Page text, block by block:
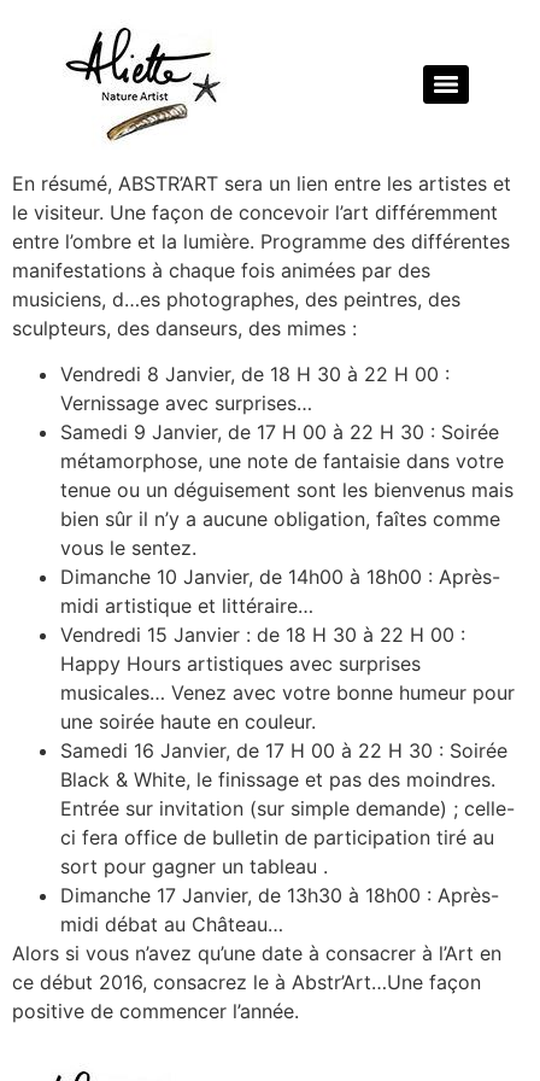
En résumé, ABSTR’ART sera un lien entre les artistes et
le visiteur. Une façon de concevoir l’art différemment
entre l’ombre et la lumière. Programme des différentes
manifestations à chaque fois animées par des
musiciens, d…es photographes, des peintres, des
sculpteurs, des danseurs, des mimes :
Vendredi 8 Janvier, de 18 H 30 à 22 H 00 :
Vernissage avec surprises…
Samedi 9 Janvier, de 17 H 00 à 22 H 30 : Soirée
métamorphose, une note de fantaisie dans votre
tenue ou un déguisement sont les bienvenus mais
bien sûr il n’y a aucune obligation, faîtes comme
vous le sentez.
Dimanche 10 Janvier, de 14h00 à 18h00 : Après-
midi artistique et littéraire…
Vendredi 15 Janvier : de 18 H 30 à 22 H 00 :
Happy Hours artistiques avec surprises
musicales… Venez avec votre bonne humeur pour
une soirée haute en couleur.
Samedi 16 Janvier, de 17 H 00 à 22 H 30 : Soirée
Black & White, le finissage et pas des moindres.
Entrée sur invitation (sur simple demande) ; celle-
ci fera office de bulletin de participation tiré au
sort pour gagner un tableau .
Dimanche 17 Janvier, de 13h30 à 18h00 : Après-
midi débat au Château…
Alors si vous n’avez qu’une date à consacrer à l’Art en
ce début 2016, consacrez le à Abstr’Art…Une façon
positive de commencer l’année.